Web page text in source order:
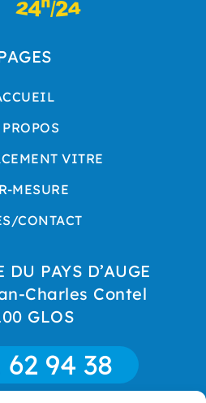
VITRE
MESURE
CONTACT
PAYS D’AUGE
Charles Contel
GLOS
62 94 38